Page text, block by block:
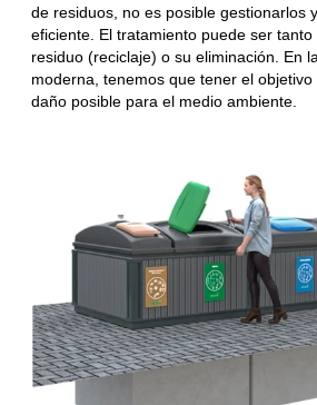
de residuos, no es posible gestionarlos
eficiente. El tratamiento puede ser
residuo (reciclaje) o su eliminación. En
moderna, tenemos que tener el
daño posible para el medio ambiente.